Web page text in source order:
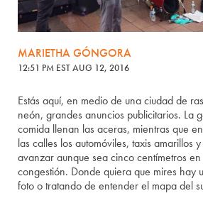
MARIETHA GÓNGORA
12:51 PM EST AUG 12, 2016
Estás aquí, en medio de una ciudadde r
neón, grandesanuncios publicitarios. La
comida llenan las aceras, mientras que en
lascalles losautomóviles, taxis amarillos y
avanzar aunque sea cincocentímetros
congestión. Donde quiera que mires hay
foto o tratando deentender el mapa del